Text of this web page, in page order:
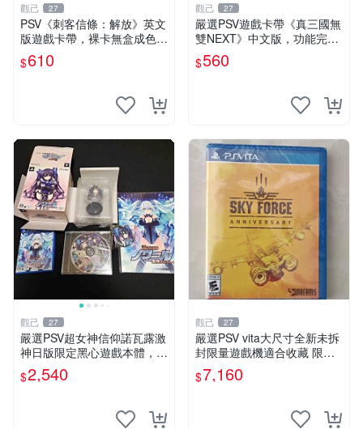
觀己 27
PSV《刺客信條：解放》英文
版遊戲卡帶，裸卡無盒成色極
佳，功能正常支援PSV主機，
經典動作冒險佳作推薦，收藏
$610
觀己 27
嚴選PSV遊戲卡帶《真三國無
雙NEXT》中文版，功能完好
插拔順暢 真三國無雙 獨立遊
玩 卡帶 游戲
$560
觀己 27
嚴選PSV超女神信仰諾瓦露激
神日版限定黑心遊戲本體，附
首發特典 信仰女神、PSV、
諾瓦露
$2,540
觀己 27
嚴選PSV vita大尺寸全新未拆
封限量遊戲機適合收藏 限量
PSVita 大尺寸 新機 獲得者專
屬收藏版
$7,160